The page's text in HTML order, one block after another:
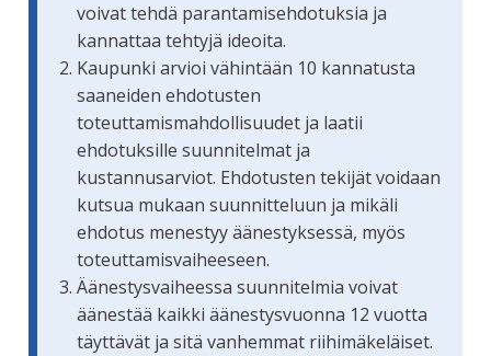
voivat tehdä parantamisehdotuksia ja
kannattaa tehtyjä ideoita.
Kaupunki arvioi vähintään 10 kannatusta
saaneiden ehdotusten
toteuttamismahdollisuudet ja laatii
ehdotuksille suunnitelmat ja
kustannusarviot. Ehdotusten tekijät voidaan
kutsua mukaan suunnitteluun ja mikäli
ehdotus menestyy äänestyksessä, myös
toteuttamisvaiheeseen.
Äänestysvaiheessa suunnitelmia voivat
äänestää kaikki äänestysvuonna 12 vuotta
täyttävät ja sitä vanhemmat riihimäkeläiset.